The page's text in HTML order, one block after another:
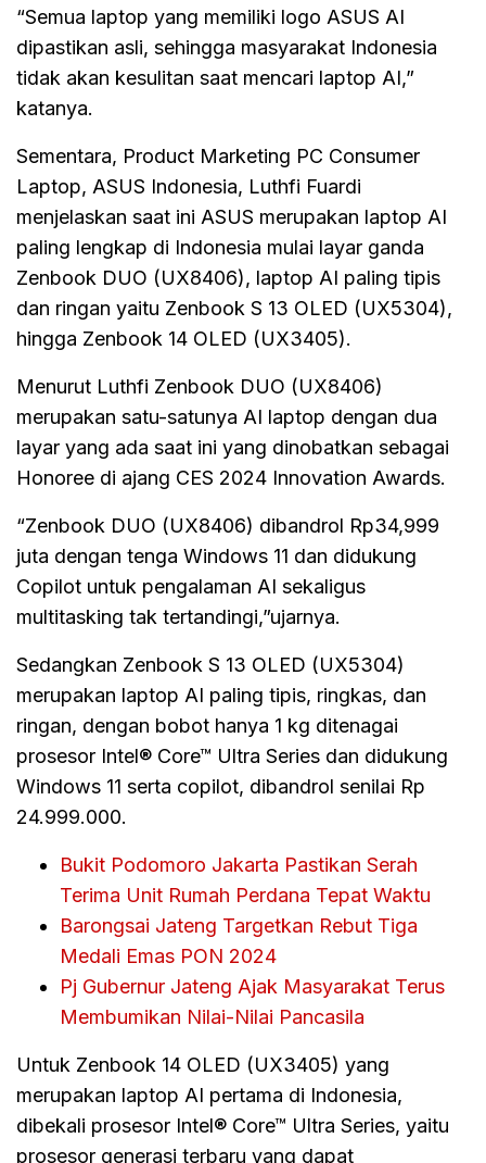
“Semua laptop yang memiliki logo ASUS AI
dipastikan asli, sehingga masyarakat Indonesia
tidak akan kesulitan saat mencari laptop AI,”
katanya.
Sementara, Product Marketing PC Consumer
Laptop, ASUS Indonesia, Luthfi Fuardi
menjelaskan saat ini ASUS merupakan laptop AI
paling lengkap di Indonesia mulai layar ganda
Zenbook DUO (UX8406), laptop AI paling tipis
dan ringan yaitu Zenbook S 13 OLED (UX5304),
hingga Zenbook 14 OLED (UX3405).
Menurut Luthfi Zenbook DUO (UX8406)
merupakan satu-satunya AI laptop dengan dua
layar yang ada saat ini yang dinobatkan sebagai
Honoree di ajang CES 2024 Innovation Awards.
“Zenbook DUO (UX8406) dibandrol Rp34,999
juta dengan tenga Windows 11 dan didukung
Copilot untuk pengalaman AI sekaligus
multitasking tak tertandingi,”ujarnya.
Sedangkan Zenbook S 13 OLED (UX5304)
merupakan laptop AI paling tipis, ringkas, dan
ringan, dengan bobot hanya 1 kg ditenagai
prosesor Intel® Core™ Ultra Series dan didukung
Windows 11 serta copilot, dibandrol senilai Rp
24.999.000.
Bukit Podomoro Jakarta Pastikan Serah
Terima Unit Rumah Perdana Tepat Waktu
Barongsai Jateng Targetkan Rebut Tiga
Medali Emas PON 2024
Pj Gubernur Jateng Ajak Masyarakat Terus
Membumikan Nilai-Nilai Pancasila
Untuk Zenbook 14 OLED (UX3405) yang
merupakan laptop AI pertama di Indonesia,
dibekali prosesor Intel® Core™ Ultra Series, yaitu
prosesor generasi terbaru yang dapat